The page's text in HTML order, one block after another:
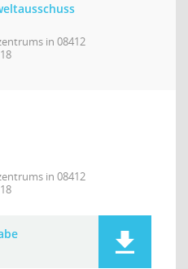
in 08412
in 08412